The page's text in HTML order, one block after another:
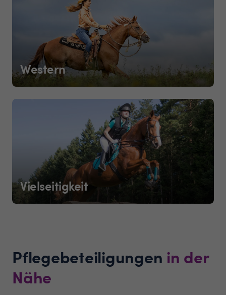
Western
Vielseitigkeit
Pflegebeteiligungen in der
Nähe